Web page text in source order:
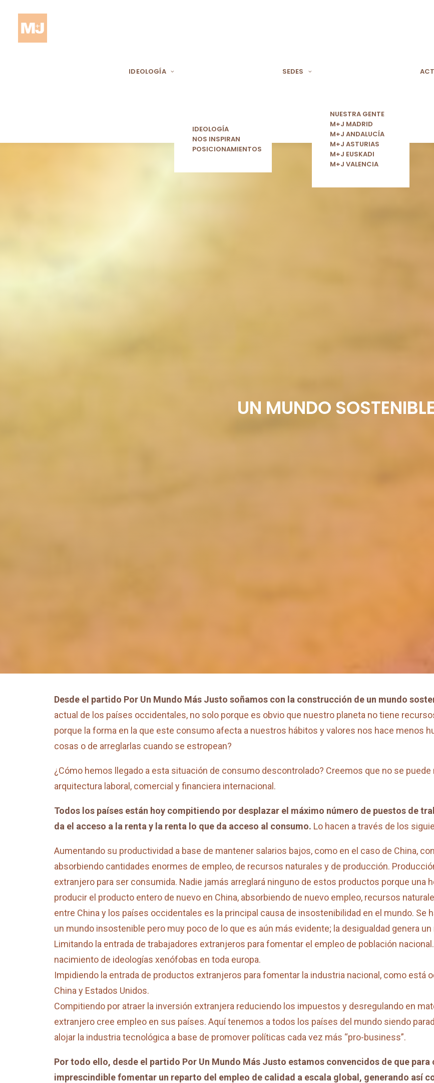
IDEOLOGÍA
IDEOLOGÍA
NOS INSPIRAN
POSICIONAMIENTOS
SEDES
NUESTRA GENTE
M+J MADRID
M+J ANDALUCÍA
M+J ASTURIAS
M+J EUSKADI
M+J VALENCIA
UN MUNDO SOSTENIBLE
Desde el partido Por Un Mundo Más Justo soñamos con la construcción de un mundo
actual de los países occidentales, no solo porque es obvio que nuestro planeta no tiene
porque la forma en la que este consumo afecta a nuestros hábitos y valores nos hace menos
cosas o de arreglarlas cuando se estropean?
¿Cómo hemos llegado a esta situación de consumo descontrolado? Creemos que no se
arquitectura laboral, comercial y financiera internacional.
Todos los países están hoy compitiendo por desplazar el máximo número de puestos de
da el acceso a la renta y la renta lo que da acceso al consumo. Lo hacen a través de los
Aumentando su productividad a base de mantener salarios bajos, como en el caso de China,
absorbiendo cantidades enormes de empleo, de recursos naturales y de producción.
extranjero para ser consumida. Nadie jamás arreglará ninguno de estos productos porque una
producir el producto entero de nuevo en China, absorbiendo de nuevo empleo, recursos
entre China y los países occidentales es la principal causa de insostenibilidad en el mundo. Se
un mundo insostenible pero muy poco de lo que es aún más evidente; la desigualdad genera
Limitando la entrada de trabajadores extranjeros para fomentar el empleo de población
nacimiento de ideologías xenófobas en toda europa.
Impidiendo la entrada de productos extranjeros para fomentar la industria nacional, como está
China y Estados Unidos.
Compitiendo por atraer la inversión extranjera reduciendo los impuestos y desregulando en
extranjero cree empleo en sus países. Aquí tenemos a todos los países del mundo siendo
alojar la industria tecnológica a base de promover políticas cada vez más “pro-business”.
Por todo ello, desde el partido Por Un Mundo Más Justo estamos convencidos de que
imprescindible fomentar un reparto del empleo de calidad a escala global, generando así